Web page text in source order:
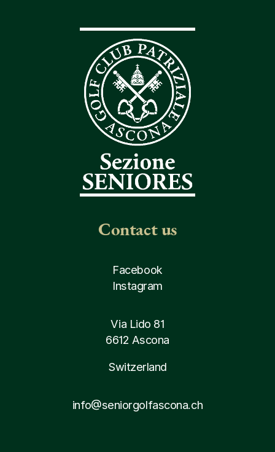
Contact us
Facebook
Instagram
Via Lido 81
6612 Ascona
Switzerland
info@seniorgolfascona.ch